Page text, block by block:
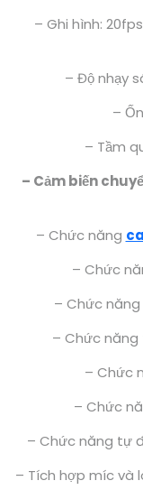
– Ghi hình:
– Độ nhạy
–
– Tầm
– Cảm biến
– Chức năng
– Chức
– Chức
– Chức năng
– Chức
– Chức
– Chức năng tự
– Tích hợp míc và